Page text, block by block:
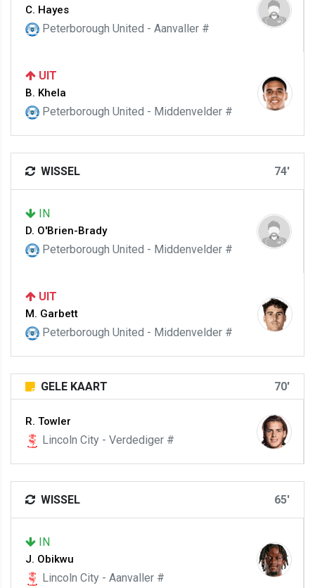
C. Hayes
Peterborough United - Aanvaller #
UIT
B. Khela
Peterborough United - Middenvelder #
WISSEL 74'
IN
D. O'Brien-Brady
Peterborough United - Middenvelder #
UIT
M. Garbett
Peterborough United - Middenvelder #
GELE KAART 70'
R. Towler
Lincoln City - Verdediger #
WISSEL 65'
IN
J. Obikwu
Lincoln City - Aanvaller #